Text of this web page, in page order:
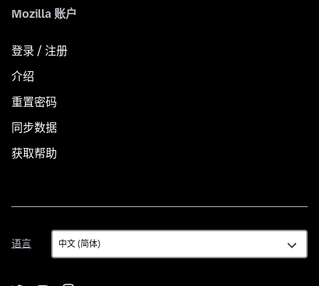
Mozilla 账户
登录 / 注册
介绍
重置密码
同步数据
获取帮助
语言
语
言